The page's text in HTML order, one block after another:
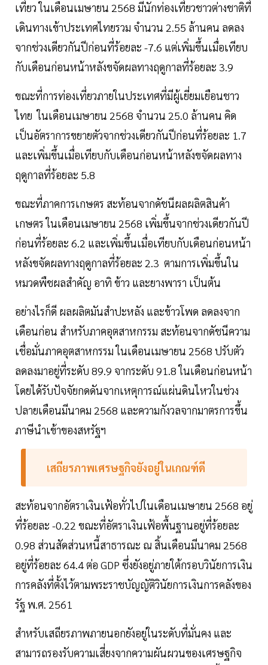
เที่ยว ในเดือนเมษายน 2568 มีนักท่องเที่ยวชาวต่างชาติที่
เดินทางเข้าประเทศไทยรวม จำนวน 2.55 ล้านคน ลดลง
จากช่วงเดียวกันปีก่อนที่ร้อยละ -7.6 แต่เพิ่มขึ้นเมื่อเทียบ
กับเดือนก่อนหน้าหลังขจัดผลทางฤดูกาลที่ร้อยละ 3.9
ขณะที่การท่องเที่ยวภายในประเทศที่มีผู้เยี่ยมเยือนชาว
ไทย ในเดือนเมษายน 2568 จำนวน 25.0 ล้านคน คิด
เป็นอัตราการขยายตัวจากช่วงเดียวกันปีก่อนที่ร้อยละ 1.7
และเพิ่มขึ้นเมื่อเทียบกับเดือนก่อนหน้าหลังขจัดผลทาง
ฤดูกาลที่ร้อยละ 5.8
ขณะที่ภาคการเกษตร สะท้อนจากดัชนีผลผลิตสินค้า
เกษตร ในเดือนเมษายน 2568 เพิ่มขึ้นจากช่วงเดียวกันปี
ก่อนที่ร้อยละ 6.2 และเพิ่มขึ้นเมื่อเทียบกับเดือนก่อนหน้า
หลังขจัดผลทางฤดูกาลที่ร้อยละ 2.3 ตามการเพิ่มขึ้นใน
หมวดพืชผลสำคัญ อาทิ ข้าว และยางพารา เป็นต้น
อย่างไรก็ดี ผลผลิตมันสำปะหลัง และข้าวโพด ลดลงจาก
เดือนก่อน สำหรับภาคอุตสาหกรรม สะท้อนจากดัชนีความ
เชื่อมั่นภาคอุตสาหกรรม ในเดือนเมษายน 2568 ปรับตัว
ลดลงมาอยู่ที่ระดับ 89.9 จากระดับ 91.8 ในเดือนก่อนหน้า
โดยได้รับปัจจัยกดดันจากเหตุการณ์แผ่นดินไหวในช่วง
ปลายเดือนมีนาคม 2568 และความกังวลจากมาตรการขึ้น
ภาษีนำเข้าของสหรัฐฯ
เสถียรภาพเศรษฐกิจยังอยู่ในเกณฑ์ดี
สะท้อนจากอัตราเงินเฟ้อทั่วไปในเดือนเมษายน 2568 อยู่
ที่ร้อยละ -0.22 ขณะที่อัตราเงินเฟ้อพื้นฐานอยู่ที่ร้อยละ
0.98 ส่วนสัดส่วนหนี้สาธารณะ ณ สิ้นเดือนมีนาคม 2568
อยู่ที่ร้อยละ 64.4 ต่อ GDP ซึ่งยังอยู่ภายใต้กรอบวินัยการเงิน
การคลังที่ตั้งไว้ตามพระราชบัญญัติวินัยการเงินการคลังของ
รัฐ พ.ศ. 2561
สำหรับเสถียรภาพภายนอกยังอยู่ในระดับที่มั่นคง และ
สามารถรองรับความเสี่ยงจากความผันผวนของเศรษฐกิจ